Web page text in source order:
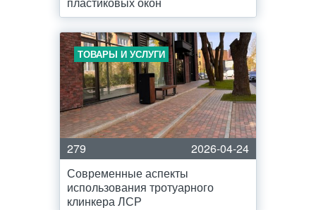
ТОВАРЫ И УСЛУГИ
279
2026-04-24
Современные аспекты
использования тротуарного
клинкера ЛСР